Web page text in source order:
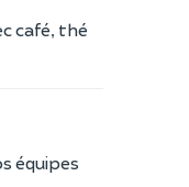
café, thé
équipes